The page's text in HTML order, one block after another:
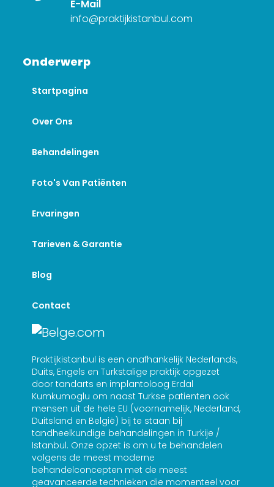
E-Mail
info@praktijkistanbul.com
Onderwerp
Startpagina
Over Ons
Behandelingen
Foto's Van Patiënten
Ervaringen
Tarieven & Garantie
Blog
Contact
Praktijkistanbul is een onafhankelijk Nederlands,
Duits, Engels en Turkstalige praktijk opgezet
door tandarts en implantoloog Erdal
Kumkumoglu om naast Turkse patienten ook
mensen uit de hele EU (voornamelijk, Nederland,
Duitsland en België) bij te staan bij
tandheelkundige behandelingen in Turkije /
Istanbul. Onze opzet is om u te behandelen
volgens de meest moderne
behandelconcepten met de meest
geavanceerde technieken die momenteel voor